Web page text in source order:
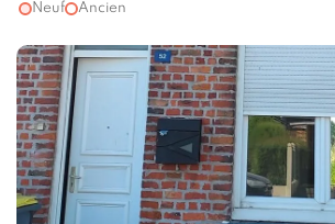
Neuf Ancien